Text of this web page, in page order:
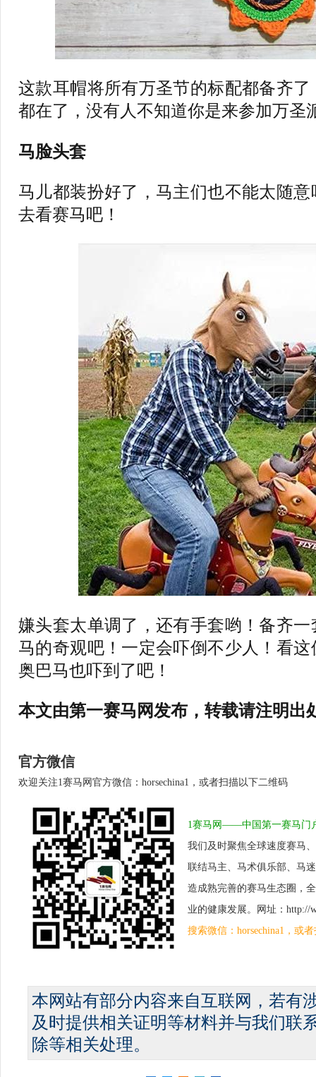
这款耳帽将所有万圣节的标配都备齐
都在了，没有人不知道你是来参加万圣
马脸头套
马儿都装扮好了，马主们也不能太随
去看赛马吧！
嫌头套太单调了，还有手套哟！备齐
马的奇观吧！一定会吓倒不少人！看
奥巴马也吓到了吧！
本文由第一赛马网发布，转载请注明出
官方微信
欢迎关注1赛马网官方微信：horsechina1，或者扫描以下二维码
1赛马网——中国第一赛马门
我们及时聚焦全球速度赛马
联结马主、马术俱乐部、马
造成熟完善的赛马生态圈，
业的健康发展。网址：http://
搜索微信：horsechina1，或
本网站有部分内容来自互联网，若有
及时提供相关证明等材料并与我们联
除等相关处理。